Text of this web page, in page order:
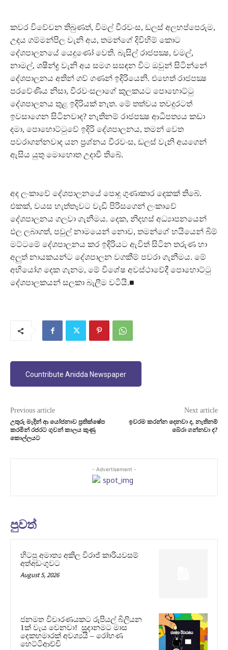
කවර විවේචන තිබුණත්, විමල් වීරවංස, ඩලස් අලහප්පෙරුම,
උදය ගම්මන්පිල වැනි අය, තමන්ගේ දිවිහිම් කොට
දේශපාලනයේ යෙදුණෝ වෙති. බැසිල් රාජපක්‍ෂ, චමල්,
නාමල්, ශෂීන්ද්‍ර වැනි අය සමග සසඳන විට ඔවුන් සිටින්නේ
දේශපාලනය අතින් ගව් ගණන් ඉදිරියෙනි. එහෙත් රාජපක්‍ෂ
පරවේණිය නිසා, වීරවංසලාගේ කුලකයට පොහොට්ටු
දේශපාලනය තුළ ඉදිරියක් නැත. මේ තත්වය තවදුරටත්
ඉවසාගෙන සිටිනවාද? නැතිනම් රාජපක්‍ෂ ආධිපත්‍යය කඩා
දමා, පොහොට්ටුවේ ඉදිරි දේශපාලනය, තමන් වෙත
පවරාගන්නවාද යන ප්‍රශ්නය වීරවංස, ඩලස් වැනි අයගෙන්
ඇසිය යුතු මොහොත උදාවී තිබේ.
අද ලංකාවේ දේශපාලනයේ පොදු ගුණාකාර දෙකක් තිබේ.
එකක්, වයස හැත්තෑවට වැඩි පිරිසගෙන් ලංකාවේ
දේශපාලනය ගලවා ගැනීමය. දෙක, නිදහස් අධ්‍යාපනයෙන්
ඵල ලබාගත්, පවුල් නාමයෙන් නොව, තමන්ගේ හයියෙන් බිම්
මට්ටමේ දේශපාලනය කර ඉදිරියට ඇවිත් සිටින තරුණ හා
අලුත් නායකයන්ට දේශපාලන වගකීම් පවරා ගැනීමය. මේ
අභියෝග දෙක ගැනම, මේ විශේෂ අවස්ථාවේදී පොහොට්ටු
දේශපාලකයන් සලකා බැලීම වටියි.■
Countribute Anidda Newspaper
Previous article
උතුරු මැදින් ආ යෝජනාව ප්‍රතික්ෂේප
කරමින් රජරට ගුවන් කාලය කුණු
කොල්ලයට
Next article
ඉවරම කරන්න දෙනවා ද, නැතිනම්
බේරා ගන්නවා ද?
- Advertisement -
පුවත්
හිටපු අමාත්‍ය අකිල විරාජ් කාරියවසම්
අත්අඩංගුවට
August 5, 2026
ජනමත විචාරණයකට රුපියල් බිලියන
1ක් වැය වෙනවා! සූදානමට මාස
දෙකහමාරක් අවශ්‍යයි – රෝහණ
හෙට්ටිආච්චි